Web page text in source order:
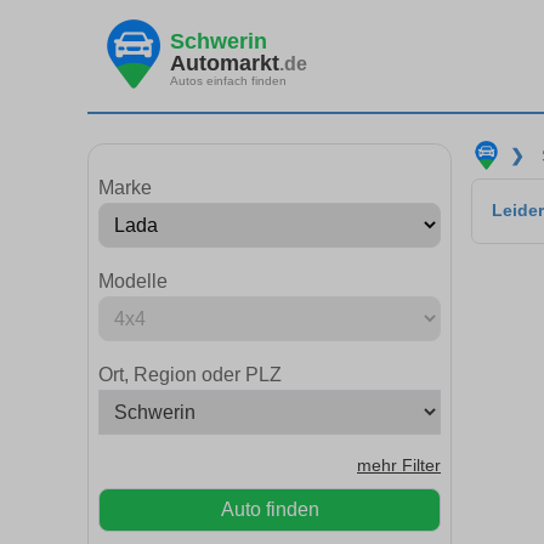
Schwerin
Automarkt.de
Autos einfach finden
Marke
Modelle
Ort, Region oder PLZ
mehr Filter
Auto finden
❯